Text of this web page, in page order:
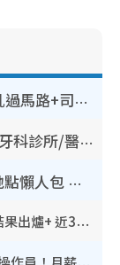
警方即日起全港大執法！捉行人亂過馬路+司機不專注駕駛！亂過馬路罰$2000
洗牙平靚正推介2026︱全港10大牙科診所/醫院懶人包 夜診至8點/鎮靜潔牙/醫療券適用
捐書2026︱全港13大捐書/賣書地點懶人包 二手課本最高$150＋舊書換免費咖啡/戲票
六合彩攪珠結果 | 六合彩近10期攪珠結果出爐+ 近30期最旺熱門中獎號碼